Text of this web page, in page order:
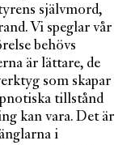
självmord,
Vi speglar vår
behövs
är lättare, de
som skapar
tillstånd
kan vara. Det är
i